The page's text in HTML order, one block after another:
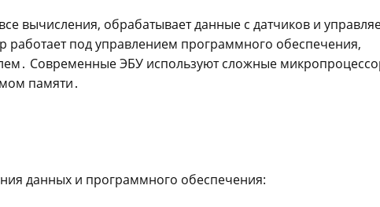
вычисления, обрабатывает данные с датчиков и
под управлением программного обеспечения,
Современные ЭБУ используют сложные
памяти․
данных и программного обеспечения: